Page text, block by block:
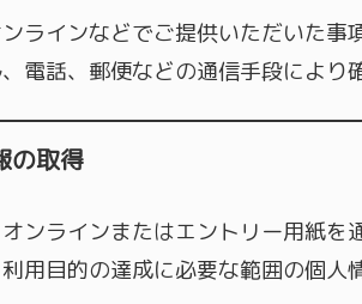
ラインなどでご提供いただいた
電話、郵便などの通信手段により
の取得
ンラインまたはエントリー用紙
用目的の達成に必要な範囲の個人